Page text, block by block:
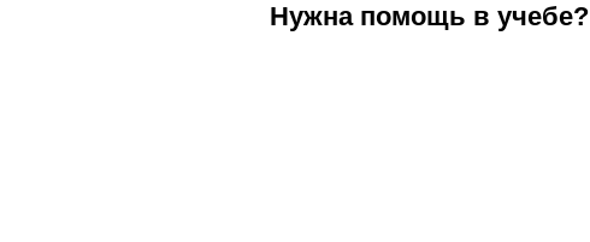
Нужна помощь в учебе?